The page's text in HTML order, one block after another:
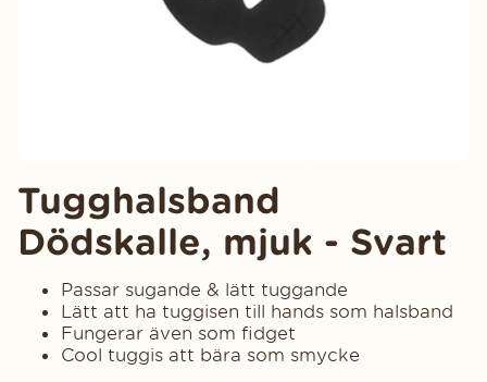
Tugghalsband
Dödskalle, mjuk - Svart
Passar sugande & lätt tuggande
Lätt att ha tuggisen till hands som halsband
Fungerar även som fidget
Cool tuggis att bära som smycke